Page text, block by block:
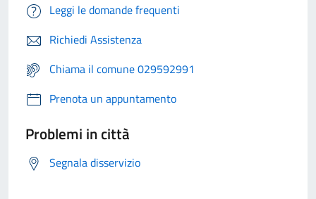
Leggi le domande frequenti
Richiedi Assistenza
Chiama il comune 029592991
Prenota un appuntamento
Problemi in città
Segnala disservizio